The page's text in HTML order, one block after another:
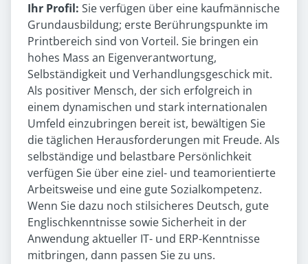
Ihr Profil: Sie verfügen über eine kaufmännische
Grundausbildung; erste Berührungspunkte im
Printbereich sind von Vorteil. Sie bringen ein
hohes Mass an Eigenverantwortung,
Selbständigkeit und Verhandlungsgeschick mit.
Als positiver Mensch, der sich erfolgreich in
einem dynamischen und stark internationalen
Umfeld einzubringen bereit ist, bewältigen Sie
die täglichen Herausforderungen mit Freude. Als
selbständige und belastbare Persönlichkeit
verfügen Sie über eine ziel- und teamorientierte
Arbeitsweise und eine gute Sozialkompetenz.
Wenn Sie dazu noch stilsicheres Deutsch, gute
Englischkenntnisse sowie Sicherheit in der
Anwendung aktueller IT- und ERP-Kenntnisse
mitbringen, dann passen Sie zu uns.